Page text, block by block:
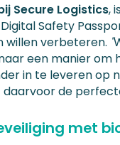
Secure Logistics,
Safety
willen verbeteren. "
een manier om
in te leveren op
de
met